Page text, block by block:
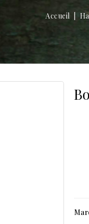
Accueil